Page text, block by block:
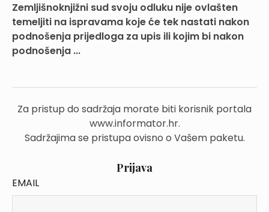
Zemljišnoknjižni sud svoju odluku nije ovlašten
temeljiti na ispravama koje će tek nastati nakon
podnošenja prijedloga za upis ili kojim bi nakon
podnošenja ...
Za pristup do sadržaja morate biti korisnik portala
www.informator.hr.
Sadržajima se pristupa ovisno o Vašem paketu.
Prijava
EMAIL